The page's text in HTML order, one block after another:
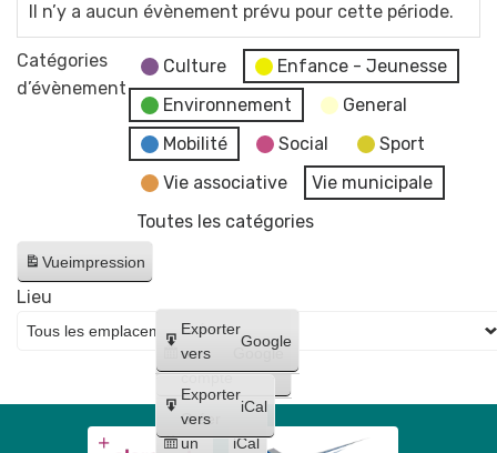
Il n’y a aucun évènement prévu pour cette période.
Catégories
d’évènement
Culture
Enfance - Jeunesse
Environnement
General
Mobilité
Social
Sport
Vie associative
Vie municipale
Toutes les catégories
Vueimpression
Créer
un
compte
Google
Créer
un
iCal
Exporter
vers
Google
Exporter
vers
iCal
Lieu